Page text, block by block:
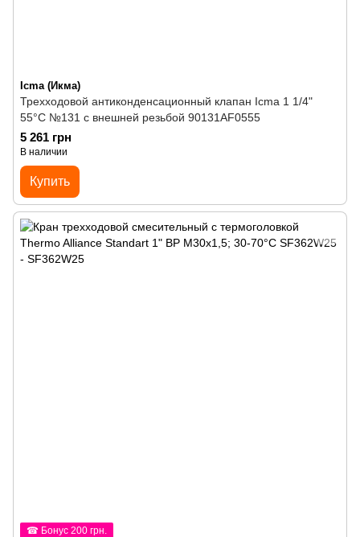
Icma (Икма)
Трехходовой антиконденсационный клапан Icma 1 1/4"
55°C №131 с внешней резьбой 90131AF0555
5 261 грн
В наличии
Купить
☎ Бонус 200 грн.